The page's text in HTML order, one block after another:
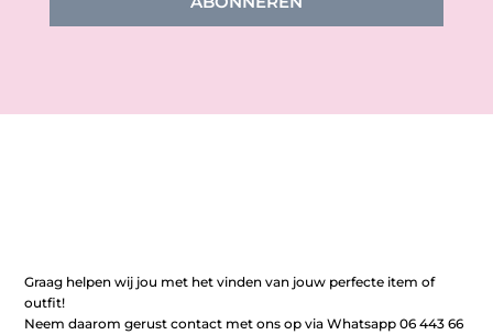
Graag helpen wij jou met het vinden van jouw perfecte item of
outfit!
Neem daarom gerust contact met ons op via Whatsapp 06 443 66